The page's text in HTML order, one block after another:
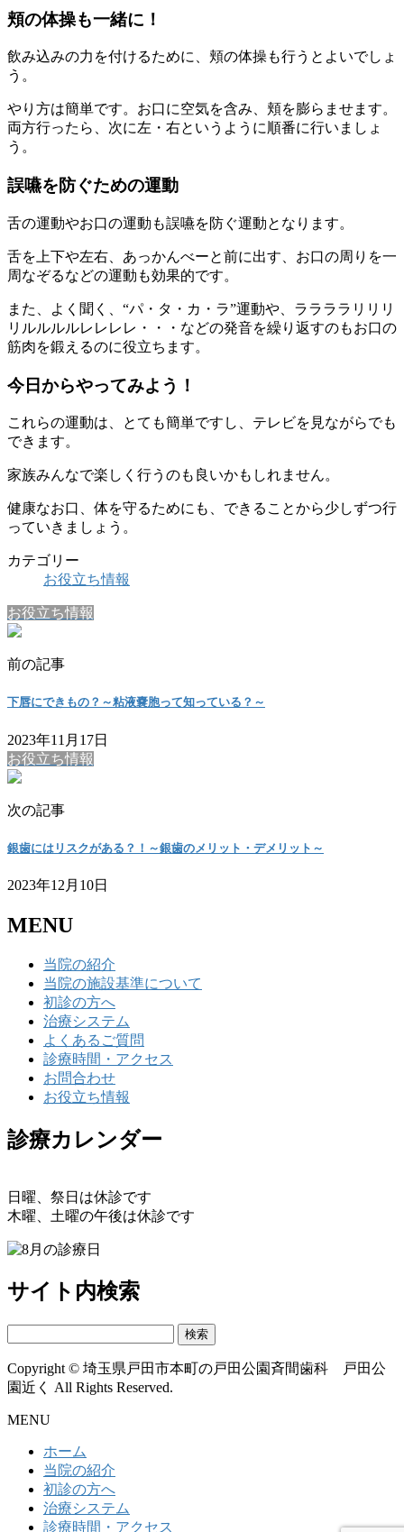
頬の体操も一緒に！
飲み込みの力を付けるために、頬の体操も行うとよいでしょ
う。
やり方は簡単です。お口に空気を含み、頬を膨らませます。
両方行ったら、次に左・右というように順番に行いましょ
う。
誤嚥を防ぐための運動
舌の運動やお口の運動も誤嚥を防ぐ運動となります。
舌を上下や左右、あっかんべーと前に出す、お口の周りを一
周なぞるなどの運動も効果的です。
また、よく聞く、“パ・タ・カ・ラ”運動や、ララララリリリ
リルルルルレレレレ・・・などの発音を繰り返すのもお口の
筋肉を鍛えるのに役立ちます。
今日からやってみよう！
これらの運動は、とても簡単ですし、テレビを見ながらでも
できます。
家族みんなで楽しく行うのも良いかもしれません。
健康なお口、体を守るためにも、できることから少しずつ行
っていきましょう。
カテゴリー
お役立ち情報
お役立ち情報
前の記事
下唇にできもの？～粘液嚢胞って知っている？～
2023年11月17日
お役立ち情報
次の記事
銀歯にはリスクがある？！～銀歯のメリット・デメリット～
2023年12月10日
MENU
当院の紹介
当院の施設基準について
初診の方へ
治療システム
よくあるご質問
診療時間・アクセス
お問合わせ
お役立ち情報
診療カレンダー
日曜、祭日は休診です
木曜、土曜の午後は休診です
サイト内検索
Copyright © 埼玉県戸田市本町の戸田公園斉間歯科 戸田公
園近く All Rights Reserved.
MENU
ホーム
当院の紹介
初診の方へ
治療システム
診療時間・アクセス